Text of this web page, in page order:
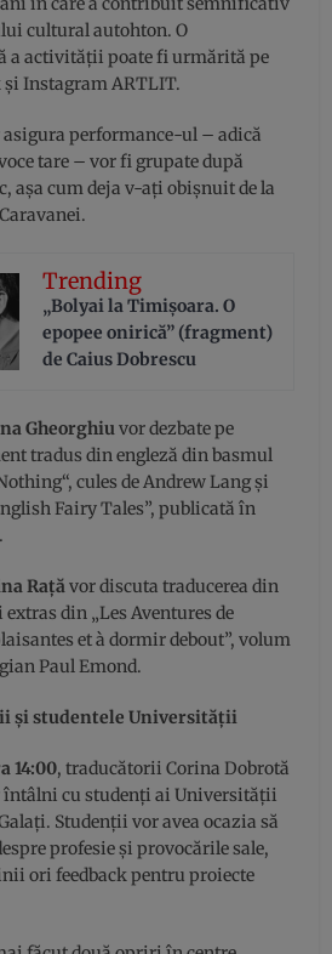
cultural autohton. O
a activității poate fi urmărită pe
și Instagram ARTLIT.
performance-ul – adică
tare – vor fi grupate după
așa cum deja v-ați obișnuit de la
Trending
„Bolyai la Timișoara. O
epopee onirică” (fragment)
de Caius Dobrescu
Gheorghiuvor dezbate pe
tradus din engleză din basmul
cules de Andrew Lang și
Fairy Tales”, publicată în
Rațăvor discuta traducerea din
din „Les Aventures de
et à dormir debout”, volum
Paul Emond.
și studentele Universității
14:00, traducătorii Corina Dobrotă
întâlni cu studenți ai Universității
Studenții vor avea ocazia să
profesie și provocările sale,
ori feedback pentru proiecte